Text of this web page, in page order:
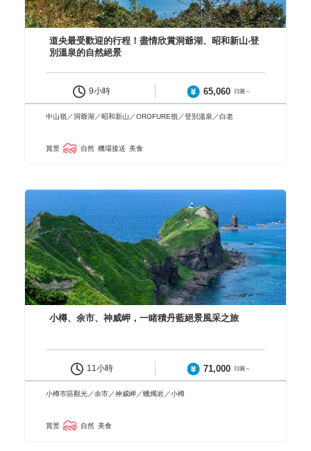
道央最受歡迎的行程！盡情欣賞洞爺湖、昭和新山‧登
別溫泉的自然絕景
9小時 65,060 日圓～
中山嶺／洞爺湖／昭和新山／OROFURE嶺／登別溫泉／白老
賞景 自然 機場接送 美食
小樽、余市、神威岬，一睹積丹藍絕景風采之旅
11小時 71,000 日圓～
小樽市區觀光／余市／神威岬／蠟燭岩／小樽
賞景 自然 美食